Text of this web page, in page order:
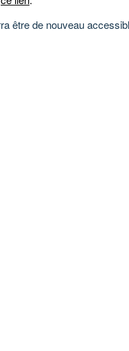
être de nouveau